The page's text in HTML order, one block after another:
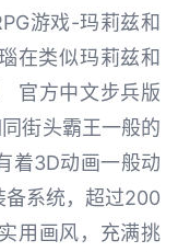
游戏-玛莉兹和
在类似玛莉兹和
官方中文步兵版
街头霸王一般的
着3D动画一般动
备系统，超过200
用画风，充满挑